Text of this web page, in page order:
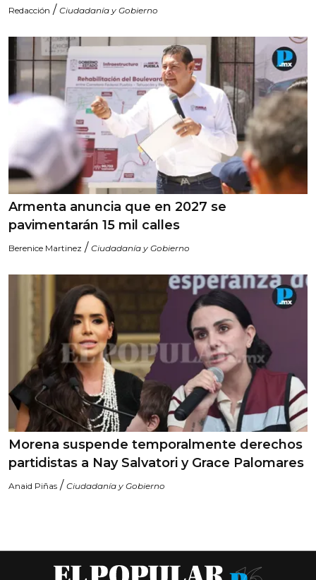
Redacción / Ciudadanía y Gobierno
Armenta anuncia que en 2027 se
pavimentarán 15 mil calles
Berenice Martinez / Ciudadanía y Gobierno
Morena suspende temporalmente derechos
partidistas a Nay Salvatori y Grace Palomares
Anaid Piñas / Ciudadanía y Gobierno